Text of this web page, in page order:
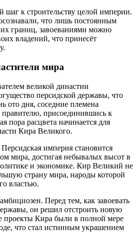
к строительству целой империи.
что лишь постоянным
границ, завоеваниями можно
владений, что принесёт
мира
великой династии
персидской державы, что
ото дня, соседние племена
правителю, присоединившись к
пора расцвета начинается для
Кира Великого.
империя становится
мира, достигая небывалых высот в
и экономике. Кир Великий не
страну мира, народы которой
властью.
Перед тем, как завоевать
он решил отстроить новую
проекты Кира были в полной мере
что стал истинным украшением